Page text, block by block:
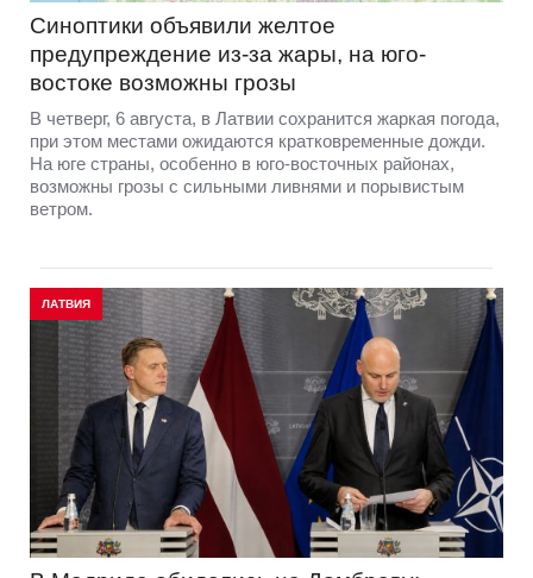
Синоптики объявили желтое
предупреждение из-за жары, на юго-
востоке возможны грозы
В четверг, 6 августа, в Латвии сохранится жаркая погода,
при этом местами ожидаются кратковременные дожди.
На юге страны, особенно в юго-восточных районах,
возможны грозы с сильными ливнями и порывистым
ветром.
ЛАТВИЯ